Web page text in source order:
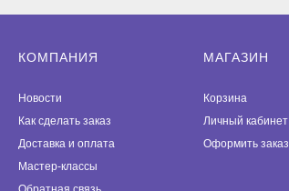
КОМПАНИЯ
Новости
Как сделать заказ
Доставка и оплата
Мастер-классы
МАГАЗИН
Корзина
Личный кабинет
Оформить заказ